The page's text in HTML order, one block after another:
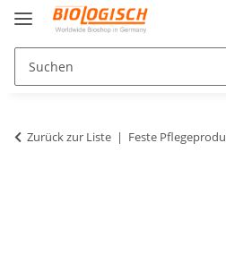
Zurück zur Liste Feste